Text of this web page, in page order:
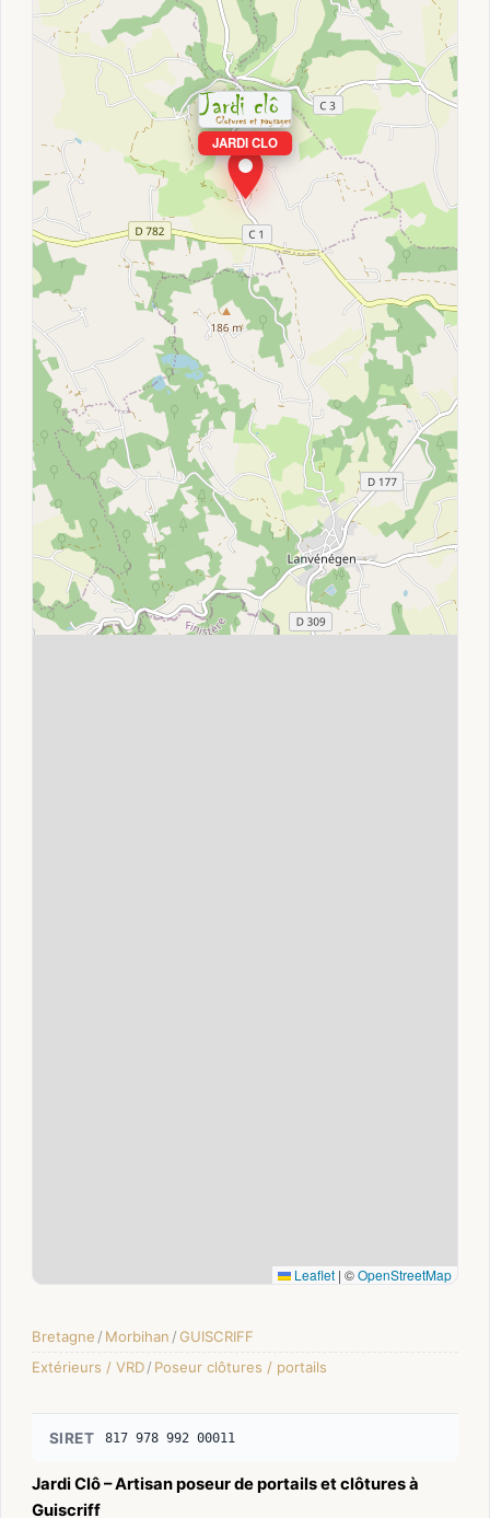
JARDI CLO
Leaflet | ©OpenStreetMap
Bretagne / Morbihan /GUISCRIFF
Extérieurs / VRD/ Poseur clôtures / portails
SIRET 817 978 992 00011
Jardi Clô – Artisan poseur de portails et clôtures à
Guiscriff